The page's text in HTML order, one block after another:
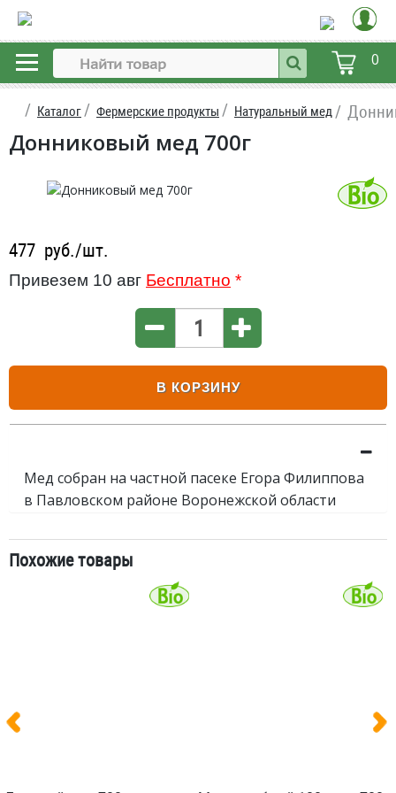
0
Каталог Фермерские продукты Натуральный мед
Донниковый мед 700г
477 руб./шт.
Привезем 10 авг Бесплатно *
В КОРЗИНУ
Мед собран на частной пасеке Егора Филиппова
в Павловском районе Воронежской области
Похожие товары